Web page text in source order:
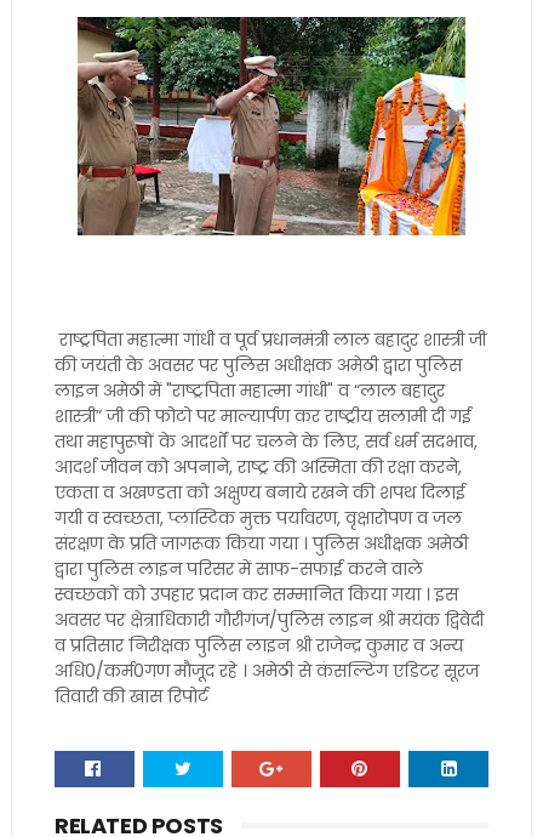
राष्ट्रपिता महात्मा गांधी व पूर्व प्रधानमंत्री लाल बहादुर शास्त्री जी
की जयंती के अवसर पर पुलिस अधीक्षक अमेठी द्वारा पुलिस
लाइन अमेठी में "राष्ट्रपिता महात्मा गांधी" व “लाल बहादुर
शास्त्री” जी की फोटो पर माल्यार्पण कर राष्ट्रीय सलामी दी गई
तथा महापुरूषों के आदर्शों पर चलने के लिए, सर्व धर्म सदभाव,
आदर्श जीवन को अपनाने, राष्ट्र की अस्मिता की रक्षा करने,
एकता व अखण्डता को अक्षुण्य बनाये रखने की शपथ दिलाई
गयी व स्वच्छता, प्लास्टिक मुक्त पर्यावरण, वृक्षारोपण व जल
संरक्षण के प्रति जागरूक किया गया । पुलिस अधीक्षक अमेठी
द्वारा पुलिस लाइन परिसर में साफ-सफाई करने वाले
स्वच्छकों को उपहार प्रदान कर सम्मानित किया गया । इस
अवसर पर क्षेत्राधिकारी गौरीगंज/पुलिस लाइन श्री मयंक द्विवेदी
व प्रतिसार निरीक्षक पुलिस लाइन श्री राजेन्द्र कुमार व अन्य
अधि0/कर्म0गण मौजूद रहे । अमेठी से कंसल्टिंग एडिटर सूरज
तिवारी की खास रिपोर्ट
RELATED POSTS